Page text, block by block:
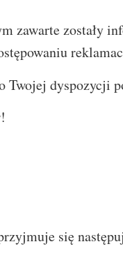
zawarte zostały
dyspozycji
się